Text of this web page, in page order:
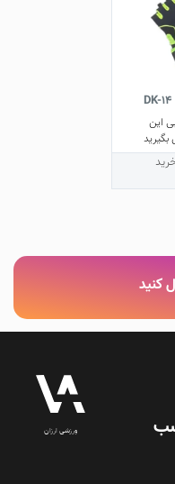
این
کنید
ورزشی ارزان